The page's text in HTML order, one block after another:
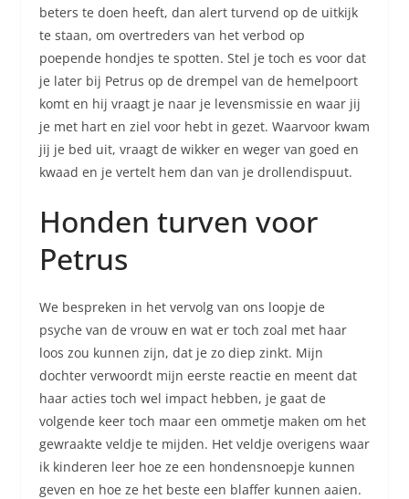
beters te doen heeft, dan alert turvend op de uitkijk
te staan, om overtreders van het verbod op
poepende hondjes te spotten. Stel je toch es voor dat
je later bij Petrus op de drempel van de hemelpoort
komt en hij vraagt je naar je levensmissie en waar jij
je met hart en ziel voor hebt in gezet. Waarvoor kwam
jij je bed uit, vraagt de wikker en weger van goed en
kwaad en je vertelt hem dan van je drollendispuut.
Honden turven voor
Petrus
We bespreken in het vervolg van ons loopje de
psyche van de vrouw en wat er toch zoal met haar
loos zou kunnen zijn, dat je zo diep zinkt. Mijn
dochter verwoordt mijn eerste reactie en meent dat
haar acties toch wel impact hebben, je gaat de
volgende keer toch maar een ommetje maken om het
gewraakte veldje te mijden. Het veldje overigens waar
ik kinderen leer hoe ze een hondensnoepje kunnen
geven en hoe ze het beste een blaffer kunnen aaien.